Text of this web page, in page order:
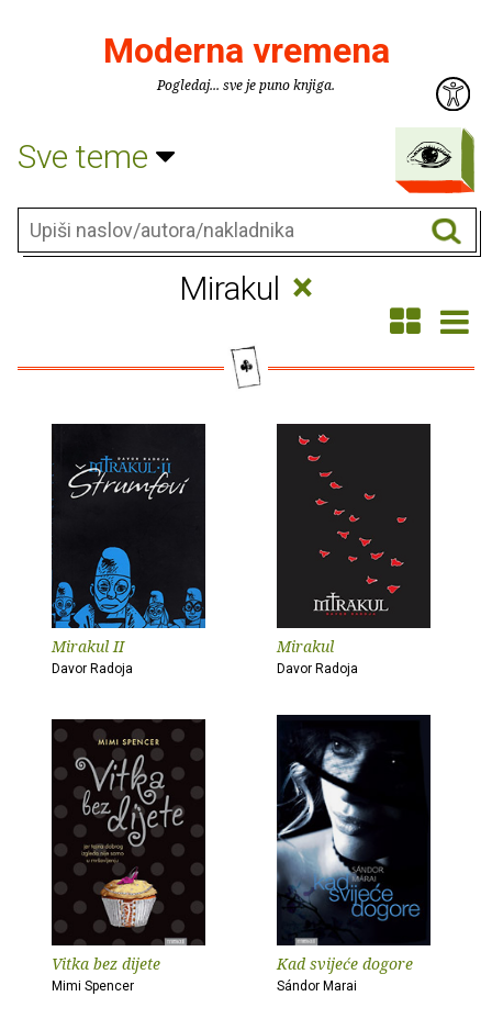
Moderna vremena
Pogledaj... sve je puno knjiga.
Sve teme
Mirakul ×
Mirakul II
Davor Radoja
Mirakul
Davor Radoja
Vitka bez dijete
Mimi Spencer
Kad svijeće dogore
Sándor Marai